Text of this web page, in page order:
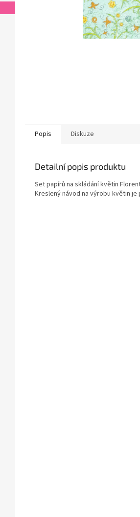
Popis Diskuze
Detailní popis produktu
Set papírů na skládání květin
Kreslený návod na výrobu květin